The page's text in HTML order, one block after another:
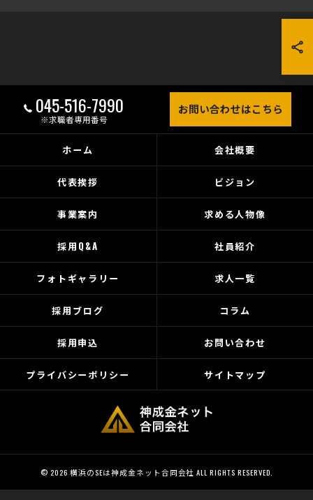
045-516-7990
※求職者専用番号
お問い合わせはこちら
ホーム 会社概要
代表挨拶 ビジョン
事業案内 求める人物像
採用Q&A 社員紹介
フォトギャラリー 求人一覧
採用ブログ コラム
採用申込 お問い合わせ
プライバシーポリシー サイトマップ
© 2026 横浜のSEは神成金ネット合同会社 ALL RIGHTS RESERVED.